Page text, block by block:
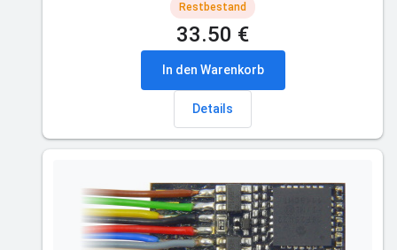
Restbestand
33.50 €
In den Warenkorb
Details